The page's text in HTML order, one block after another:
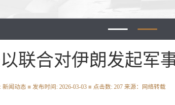
联合对伊朗发起军
新闻动态 ≡ 发布时间: 2026-03-03 ≡ 点击数: 207 来源：网络转载